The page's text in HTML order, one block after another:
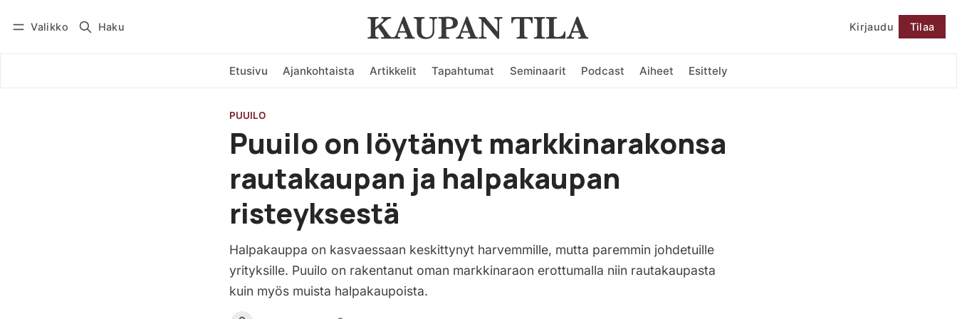
Valikko Haku Kirjaudu Tilaa
Etusivu Ajankohtaista Artikkelit Tapahtumat Seminaarit Podcast Aiheet Esittely
Seuraa
PUUILO
Puuilo on löytänyt markkinarakonsa
rautakaupan ja halpakaupan
risteyksestä
Halpakauppa on kasvaessaan keskittynyt harvemmille, mutta paremmin johdetuille
yrityksille. Puuilo on rakentanut oman markkinaraon erottumalla niin rautakaupasta
kuin myös muista halpakaupoista.